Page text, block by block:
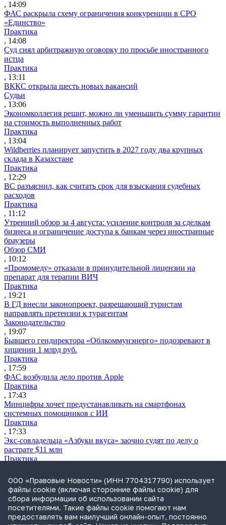
, 14:09
ФАС раскрыла схему ограничения конкуренции в СРО
«Единство»
Практика
, 14:08
Суд снял арбитражную оговорку по просьбе иностранного
истца
Практика
, 13:11
ВККС открыла шесть новых вакансий
Судьи
, 13:06
Экономколлегия решит, можно ли уменьшить сумму гарантии
на стоимость выполненных работ
Практика
, 13:04
Wildberries планирует запустить в 2027 году два крупных
склада в Казахстане
Практика
, 12:29
ВС разъяснил, как считать срок для взыскания судебных
расходов
Практика
, 11:12
Утренний обзор за 4 августа: усиление контроля за сделкам
бизнеса и ограничение доступа к банкам через иностранные
браузеры
Обзор СМИ
, 10:12
«Промомеду» отказали в принудительной лицензии на
препарат для терапии ВИЧ
Практика
, 19:21
В ГД внесли законопроект, разрешающий туристам
направлять претензии к турагентам
Законодательство
, 19:07
Бывшего гендиректора «Облкоммунэнерго» подозревают в
хищении 1 млрд руб.
Практика
, 17:59
ФАС возбудила дело против Apple
Практика
, 17:43
Минцифры хочет предустанавливать на смартфонах
системных помощников с ИИ
Практика
, 17:33
Экс-совладельца «Азбуки вкуса» заочно судят по делу о
растрате $11 млн
Практика
Суд не признал решение SCC по взысканию с российской
компании
Международная практика
, 17:01
Дроны могут начать применять для фиксации нарушений
ПДД
ООО «Правовые Новости» (ИНН 7704317790) использует
файлы cookie (включая сторонние файлы cookie) для
сбора информации об использовании сайта
посетителями. Такие файлы cookie помогают нам
предоставлять вам наилучший онлайн-опыт, постоянно